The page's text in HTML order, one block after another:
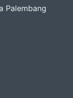
Palembang